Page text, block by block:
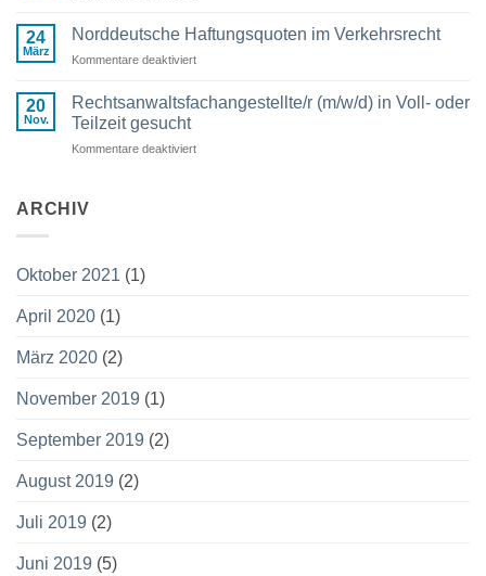
Kraft
Aufsatz
erschienen!
24
März
Norddeutsche Haftungsquoten im Verkehrsrecht
Kommentare deaktiviert
Haftungsquoten
20
Nov.
Rechtsanwaltsfachangestellte/r (m/w/d) in Voll- oder
Teilzeit gesucht
Kommentare deaktiviert
ARCHIV
Oktober 2021 (1)
April 2020 (1)
März 2020 (2)
November 2019 (1)
September 2019 (2)
August 2019 (2)
Juli 2019 (2)
Juni 2019 (5)